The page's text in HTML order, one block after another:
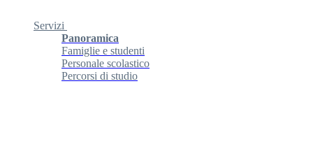
Servizi
Panoramica
Famiglie e studenti
Personale scolastico
Percorsi di studio